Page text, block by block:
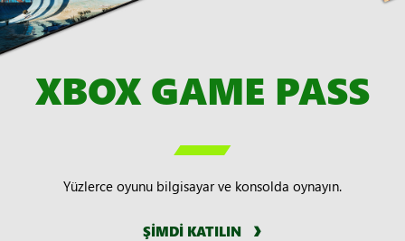
XBOX GAME PASS

Yüzlerce oyunu bilgisayar ve konsolda oynayın.
ŞİMDİ KATILIN